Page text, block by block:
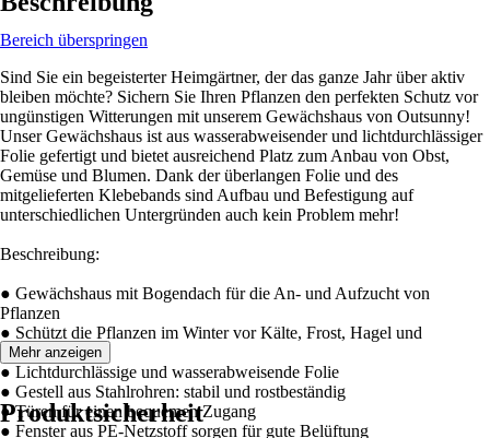
Bereich überspringen
Sind Sie ein begeisterter Heimgärtner, der das ganze Jahr über aktiv
bleiben möchte? Sichern Sie Ihren Pflanzen den perfekten Schutz vor
ungünstigen Witterungen mit unserem Gewächshaus von Outsunny!
Unser Gewächshaus ist aus wasserabweisender und lichtdurchlässiger
Folie gefertigt und bietet ausreichend Platz zum Anbau von Obst,
Gemüse und Blumen. Dank der überlangen Folie und des
mitgelieferten Klebebands sind Aufbau und Befestigung auf
unterschiedlichen Untergründen auch kein Problem mehr!
Beschreibung:
● Gewächshaus mit Bogendach für die An- und Aufzucht von
Pflanzen
● Schützt die Pflanzen im Winter vor Kälte, Frost, Hagel und
Schädlingen
● Lichtdurchlässige und wasserabweisende Folie
● Gestell aus Stahlrohren: stabil und rostbeständig
● Türen für einen bequemen Zugang
● Fenster aus PE-Netzstoff sorgen für gute Belüftung
Mehr anzeigen
Produktsicherheit